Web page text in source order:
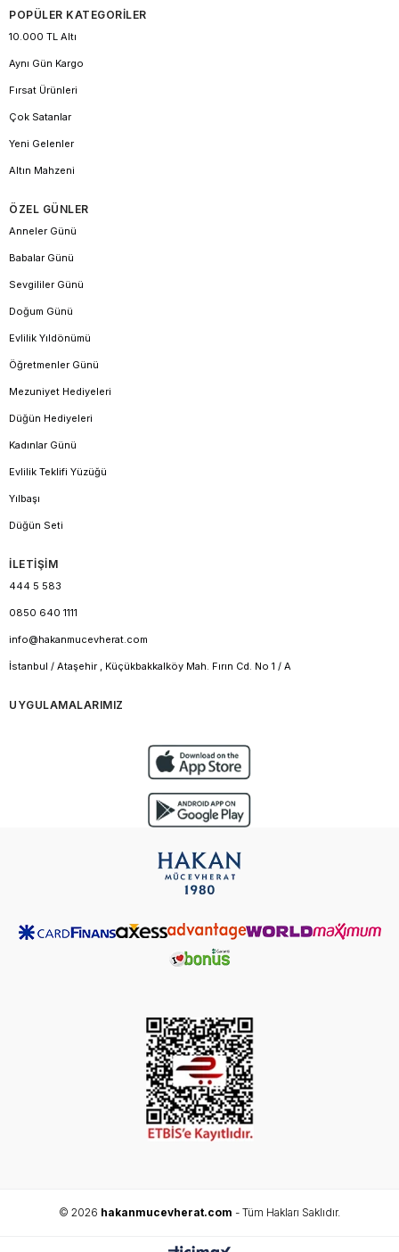
POPÜLER KATEGORİLER
10.000 TL Altı
Aynı Gün Kargo
Fırsat Ürünleri
Çok Satanlar
Yeni Gelenler
Altın Mahzeni
ÖZEL GÜNLER
Anneler Günü
Babalar Günü
Sevgililer Günü
Doğum Günü
Evlilik Yıldönümü
Öğretmenler Günü
Mezuniyet Hediyeleri
Düğün Hediyeleri
Kadınlar Günü
Evlilik Teklifi Yüzüğü
Yılbaşı
Düğün Seti
İLETİŞİM
444 5 583
0850 640 1111
info@hakanmucevherat.com
İstanbul / Ataşehir , Küçükbakkalköy Mah. Fırın Cd. No 1 / A
UYGULAMALARIMIZ
© 2026 hakanmucevherat.com - Tüm Hakları Saklıdır.